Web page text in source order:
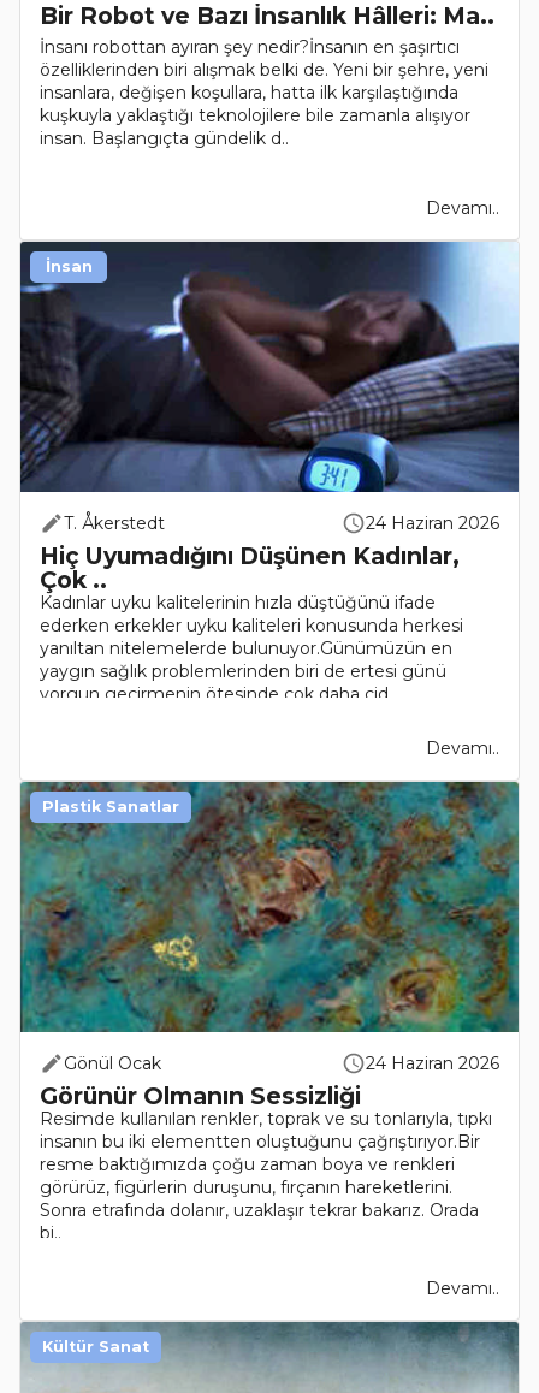
Bir Robot ve Bazı İnsanlık Hâlleri: Ma..
İnsanı robottan ayıran şey nedir?İnsanın en şaşırtıcı
özelliklerinden biri alışmak belki de. Yeni bir şehre, yeni
insanlara, değişen koşullara, hatta ilk karşılaştığında
kuşkuyla yaklaştığı teknolojilere bile zamanla alışıyor
insan. Başlangıçta gündelik d..
Devamı..
T. Åkerstedt 24 Haziran 2026
Hiç Uyumadığını Düşünen Kadınlar,
Çok ..
Kadınlar uyku kalitelerinin hızla düştüğünü ifade
ederken erkekler uyku kaliteleri konusunda herkesi
yanıltan nitelemelerde bulunuyor.Günümüzün en
yaygın sağlık problemlerinden biri de ertesi günü
yorgun geçirmenin ötesinde çok daha cid..
Devamı..
İnsan
Gönül Ocak 24 Haziran 2026
Görünür Olmanın Sessizliği
Resimde kullanılan renkler, toprak ve su tonlarıyla, tıpkı
insanın bu iki elementten oluştuğunu çağrıştırıyor.Bir
resme baktığımızda çoğu zaman boya ve renkleri
görürüz, figürlerin duruşunu, fırçanın hareketlerini.
Sonra etrafında dolanır, uzaklaşır tekrar bakarız. Orada
bi..
Devamı..
Plastik Sanatlar
Kültür Sanat